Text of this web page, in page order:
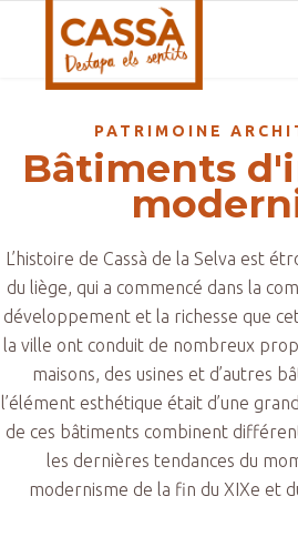
PATRIMOINE
Bâtiments
L’histoire de Cassà de la Selva est
du liège, qui a commencé dans la
développement et la richesse que
la ville ont conduit de nombreux
maisons, des usines et d’autres
l’élément esthétique était d’une
de ces bâtiments combinent
les dernières tendances du
modernisme de la fin du XIXe et